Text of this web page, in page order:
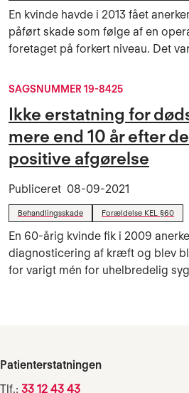
En kvinde havde i 2013 fået
påført skade som følge af en
foretaget på forkert niveau. Det
SAGSNUMMER 19-8425
Ikke erstatning for
mere end 10 år efter
positive afgørelse
Publiceret 08-09-2021
Behandlingsskade Forældelse KEL §60
En 60-årig kvinde fik i 2009
diagnosticering af kræft og blev
for varigt mén for uhelbredelig
Patienterstatningen
Tlf.: 33 12 43 43